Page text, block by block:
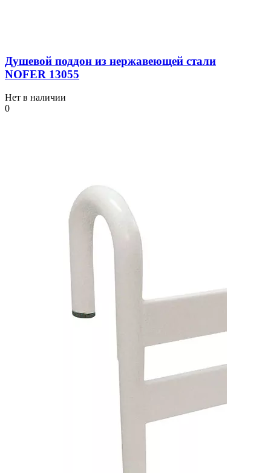
Душевой поддон из нержавеющей стали
NOFER 13055
Нет в наличии
0